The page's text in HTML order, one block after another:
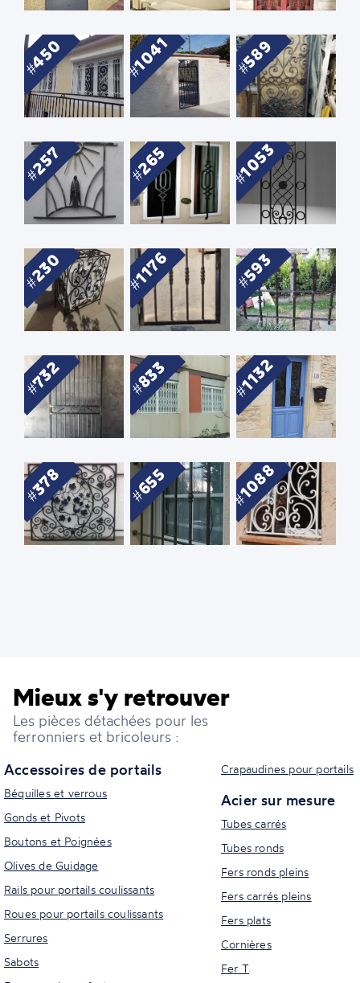
450 1041 589
257 265 1053
230 1176 593
732 833 1132
378 655 1088
Mieux s'y retrouver
Les pièces détachées pour les
ferronniers et bricoleurs :
Accessoires de portails
Béquilles et verrous
Gonds et Pivots
Boutons et Poignées
Olives de Guidage
Rails pour portails coulissants
Roues pour portails coulissants
Serrures
Sabots
Crapaudines pour portails
Acier sur mesure
Tubes carrés
Tubes ronds
Fers ronds pleins
Fers carrés pleins
Fers plats
Cornières
Fer T